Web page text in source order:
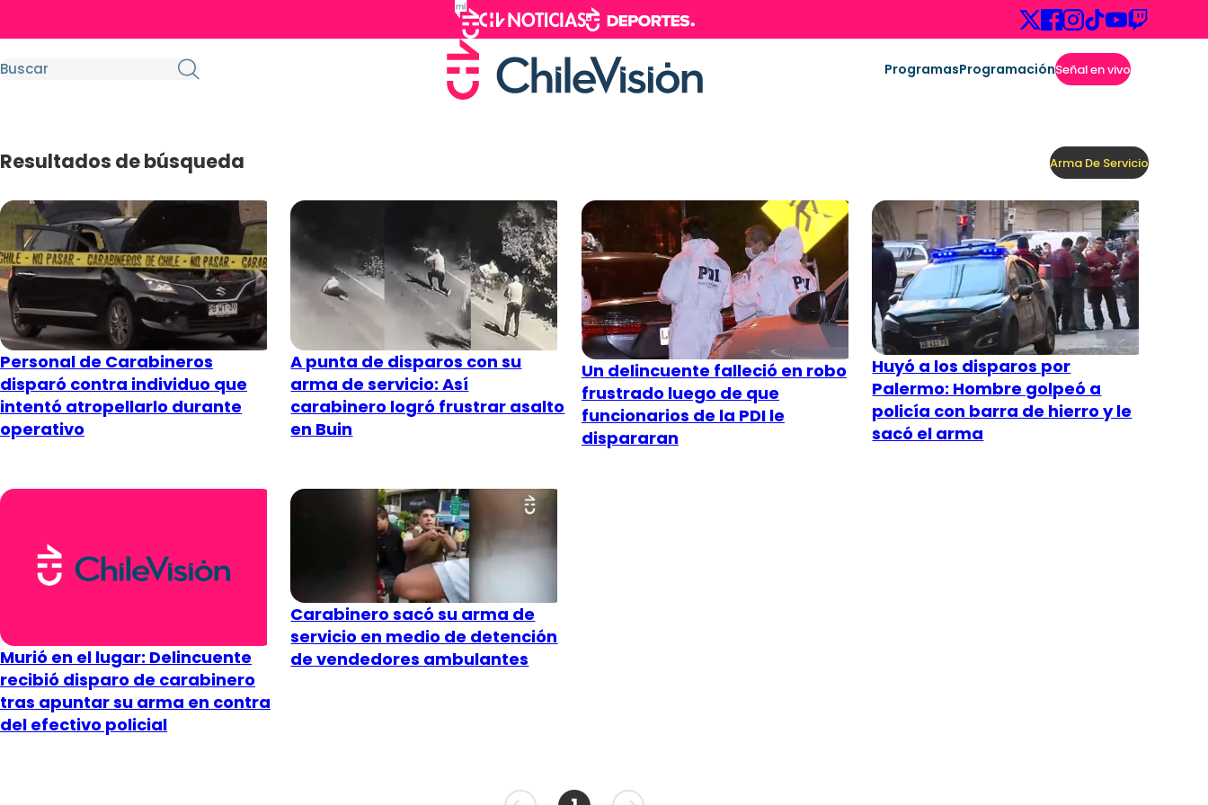
ProgramasProgramaciónSeñal en vivo
Resultados de búsqueda Arma De Servicio
Personal de Carabineros
disparó contra individuo que
intentó atropellarlo durante
operativo
A punta de disparos con su
arma de servicio: Así
carabinero logró frustrar asalto
en Buin
Un delincuente falleció en robo
frustrado luego de que
funcionarios de la PDI le
dispararan
Huyó a los disparos por
Palermo: Hombre golpeó a
policía con barra de hierro y le
sacó el arma
Murió en el lugar: Delincuente
recibió disparo de carabinero
tras apuntar su arma en contra
del efectivo policial
Carabinero sacó su arma de
servicio en medio de detención
de vendedores ambulantes